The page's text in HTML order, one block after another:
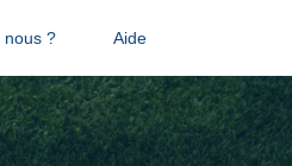
nous ? Aide